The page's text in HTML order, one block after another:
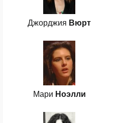
Джорджия Вюрт
Мари Ноэлли